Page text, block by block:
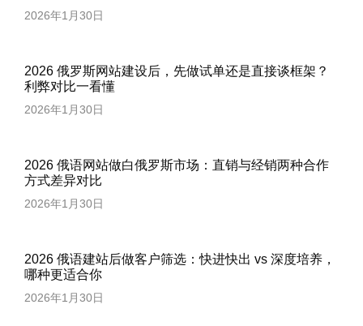
2026年1月30日
2026 俄罗斯网站建设后，先做试单还是直接谈框架？
利弊对比一看懂
2026年1月30日
2026 俄语网站做白俄罗斯市场：直销与经销两种合作
方式差异对比
2026年1月30日
2026 俄语建站后做客户筛选：快进快出 vs 深度培养，
哪种更适合你
2026年1月30日